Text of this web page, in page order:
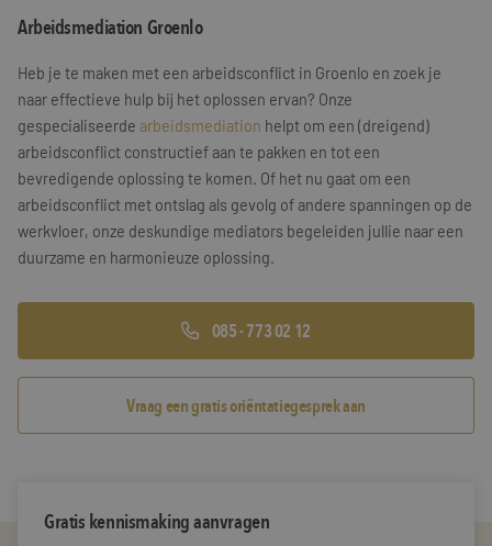
Training & Leiderschap
Referenties
Blogs
Documenten
Gratis folder
Contact
Arbeidsmediation Groenlo
Heb je te maken met een arbeidsconflict in Groenlo en zoek je
naar effectieve hulp bij het oplossen ervan? Onze
gespecialiseerde arbeidsmediation helpt om een (dreigend)
arbeidsconflict constructief aan te pakken en tot een
bevredigende oplossing te komen. Of het nu gaat om een
arbeidsconflict met ontslag als gevolg of andere spanningen op de
werkvloer, onze deskundige mediators begeleiden jullie naar een
duurzame en harmonieuze oplossing.
085 - 773 02 12
Vraag een gratis oriëntatiegesprek aan
Gratis kennismaking aanvragen